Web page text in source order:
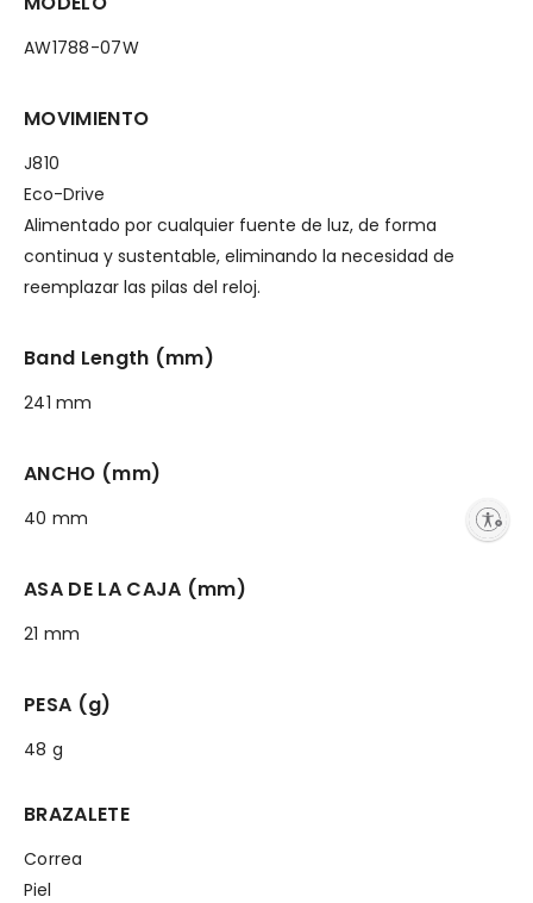
AW1788-07W
MOVIMIENTO
J810
Eco-Drive
Alimentado por cualquier fuente de luz, de forma
continua y sustentable, eliminando la necesidad de
reemplazar las pilas del reloj.
Band Length (mm)
241 mm
ANCHO (mm)
40 mm
ASA DE LA CAJA (mm)
21 mm
PESA (g)
48 g
BRAZALETE
Correa
Piel